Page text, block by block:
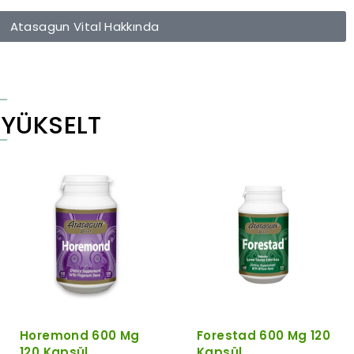
Atasagun Vital Hakkında
Horemond 600 Mg
Forestad 600 Mg 120